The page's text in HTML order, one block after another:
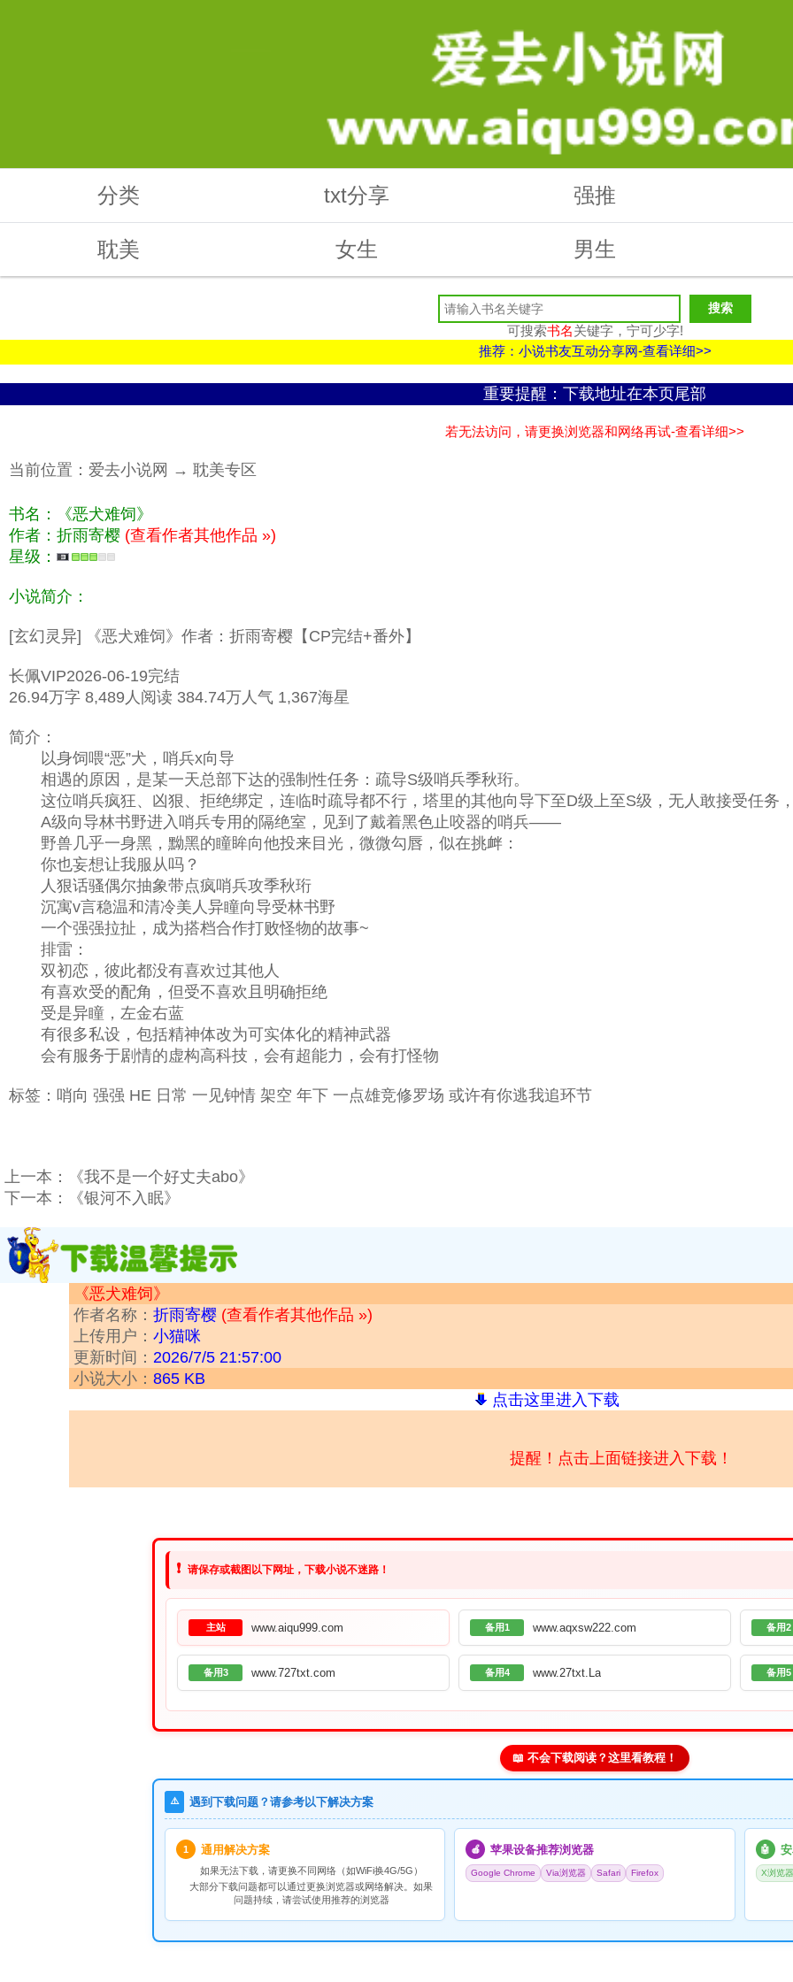
分类 txt分享 强推
耽美 女生 男生
可搜索书名关键字，宁可少字!
推荐：小说书友互动分享网-查看详细>>
重要提醒：下载地址在本页尾部
若无法访问，请更换浏览器和网络再试-查看详细>>
当前位置： 爱去小说网 → 耽美专区
书名：《恶犬难饲》
作者：折雨寄樱 (查看作者其他作品 »)
星级：
小说简介：
[玄幻灵异] 《恶犬难饲》作者：折雨寄樱【CP完结+番外】
长佩VIP2026-06-19完结
26.94万字 8,489人阅读 384.74万人气 1,367海星
简介：
以身饲喂“恶”犬，哨兵x向导
相遇的原因，是某一天总部下达的强制性任务：疏导S级哨兵季秋珩。
这位哨兵疯狂、凶狠、拒绝绑定，连临时疏导都不行，塔里的其他向导下至D级上至S级，无人敢接受任务，
A级向导林书野进入哨兵专用的隔绝室，见到了戴着黑色止咬器的哨兵——
野兽几乎一身黑，黝黑的瞳眸向他投来目光，微微勾唇，似在挑衅：
你也妄想让我服从吗？
人狠话骚偶尔抽象带点疯哨兵攻季秋珩
沉寓v言稳温和清冷美人异瞳向导受林书野
一个强强拉扯，成为搭档合作打败怪物的故事~
排雷：
双初恋，彼此都没有喜欢过其他人
有喜欢受的配角，但受不喜欢且明确拒绝
受是异瞳，左金右蓝
有很多私设，包括精神体改为可实体化的精神武器
会有服务于剧情的虚构高科技，会有超能力，会有打怪物
标签：哨向 强强 HE 日常 一见钟情 架空 年下 一点雄竞修罗场 或许有你逃我追环节
上一本：
《我不是一个好丈夫abo》
下一本：
《银河不入眠》
《恶犬难饲》
作者名称： 折雨寄樱 (查看作者其他作品 »)
上传用户： 小猫咪
更新时间： 2026/7/5 21:57:00
小说大小： 865 KB
点击这里进入下载
提醒！点击上面链接进入下载！
❗ 请保存或截图以下网址，下载小说不迷路！
主站 www.aiqu999.com 备用1 www.aqxsw222.com 备用2
备用3 www.727txt.com 备用4 www.27txt.La 备用5
📖 不会下载阅读？这里看教程！
⚠️ 遇到下载问题？请参考以下解决方案
1 通用解决方案
如果无法下载，请更换不同网络（如WiFi换4G/5G）
大部分下载问题都可以通过更换浏览器或网络解决。如果
问题持续，请尝试使用推荐的浏览器
🍎 苹果设备推荐浏览器
Google Chrome Via浏览器 Safari Firefox
🤖
X浏览器